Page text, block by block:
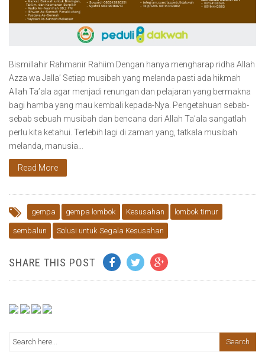
Bismillahir Rahmanir Rahiim Dengan hanya mengharap ridha Allah
Azza wa Jalla’ Setiap musibah yang melanda pasti ada hikmah
Allah Ta’ala agar menjadi renungan dan pelajaran yang bermakna
bagi hamba yang mau kembali kepada-Nya. Pengetahuan sebab-
sebab sebuah musibah dan bencana dari Allah Ta’ala sangatlah
perlu kita ketahui. Terlebih lagi di zaman yang, tatkala musibah
melanda, manusia…
Read More
gempa gempa lombok Kesusahan lombok timur
sembalun Solusi untuk Segala Kesusahan
SHARE THIS POST